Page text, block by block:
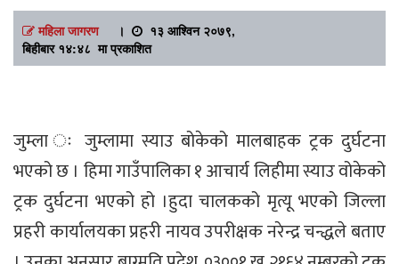
महिला जागरण।
१३ आश्विन २०७९,
बिहीबार १४:४८ मा प्रकाशित
जुम्ला ः जुम्लामा स्याउ बोकेको मालबाहक ट्रक दुर्घटना
भएको छ । हिमा गाउँपालिका १ आचार्य लिहीमा स्याउ वोकेको
ट्रक दुर्घटना भएको हो ।हुदा चालकको मृत्यू भएको जिल्ला
प्रहरी कार्यालयका प्रहरी नायव उपरीक्षक नरेन्द्र चन्द्धले बताए